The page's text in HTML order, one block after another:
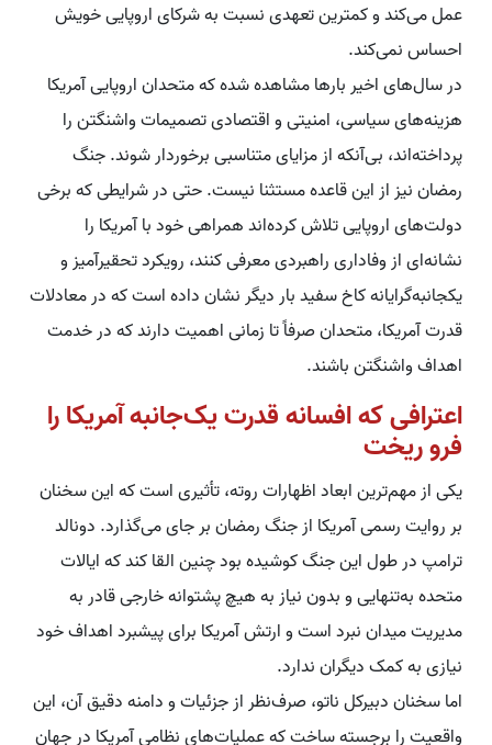
عمل می‌کند و کمترین تعهدی نسبت به شرکای اروپایی خویش
احساس نمی‌کند.
در سال‌های اخیر بارها مشاهده شده که متحدان اروپایی آمریکا
هزینه‌های سیاسی، امنیتی و اقتصادی تصمیمات واشنگتن را
پرداخته‌اند، بی‌آنکه از مزایای متناسبی برخوردار شوند. جنگ
رمضان نیز از این قاعده مستثنا نیست. حتی در شرایطی که برخی
دولت‌های اروپایی تلاش کرده‌اند همراهی خود با آمریکا را
نشانه‌ای از وفاداری راهبردی معرفی کنند، رویکرد تحقیرآمیز و
یکجانبه‌گرایانه کاخ سفید بار دیگر نشان داده است که در معادلات
قدرت آمریکا، متحدان صرفاً تا زمانی اهمیت دارند که در خدمت
اهداف واشنگتن باشند.
اعترافی که افسانه قدرت یک‌جانبه آمریکا را
فرو ریخت
یکی از مهم‌ترین ابعاد اظهارات روته، تأثیری است که این سخنان
بر روایت رسمی آمریکا از جنگ رمضان بر جای می‌گذارد. دونالد
ترامپ در طول این جنگ کوشیده بود چنین القا کند که ایالات
متحده به‌تنهایی و بدون نیاز به هیچ پشتوانه خارجی قادر به
مدیریت میدان نبرد است و ارتش آمریکا برای پیشبرد اهداف خود
نیازی به کمک دیگران ندارد.
اما سخنان دبیرکل ناتو، صرف‌نظر از جزئیات و دامنه دقیق آن، این
واقعیت را برجسته ساخت که عملیات‌های نظامی آمریکا در جهان